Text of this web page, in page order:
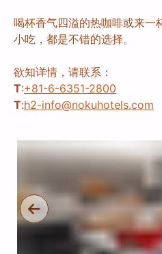
喝杯香气四溢的热咖啡或来一
小吃，都是不错的选择。
欲知详情，请联系：
T:+81-6-6351-2800
T:h2-info@nokuhotels.com